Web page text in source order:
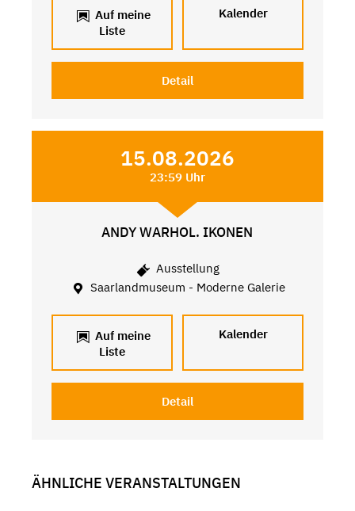
Auf meine
Liste
Kalender
Detail
15.08.2026
23:59 Uhr
ANDY WARHOL. IKONEN
Ausstellung
Saarlandmuseum - Moderne Galerie
Auf meine
Liste
Kalender
Detail
ÄHNLICHE VERANSTALTUNGEN